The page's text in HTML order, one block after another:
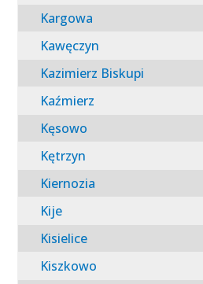
Kargowa
Kawęczyn
Kazimierz Biskupi
Kaźmierz
Kęsowo
Kętrzyn
Kiernozia
Kije
Kisielice
Kiszkowo